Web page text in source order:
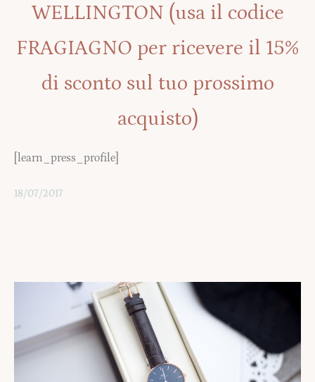
WELLINGTON (usa il codice
FRAGIAGNO per ricevere il 15%
di sconto sul tuo prossimo
acquisto)
[learn_press_profile]
18/07/2017